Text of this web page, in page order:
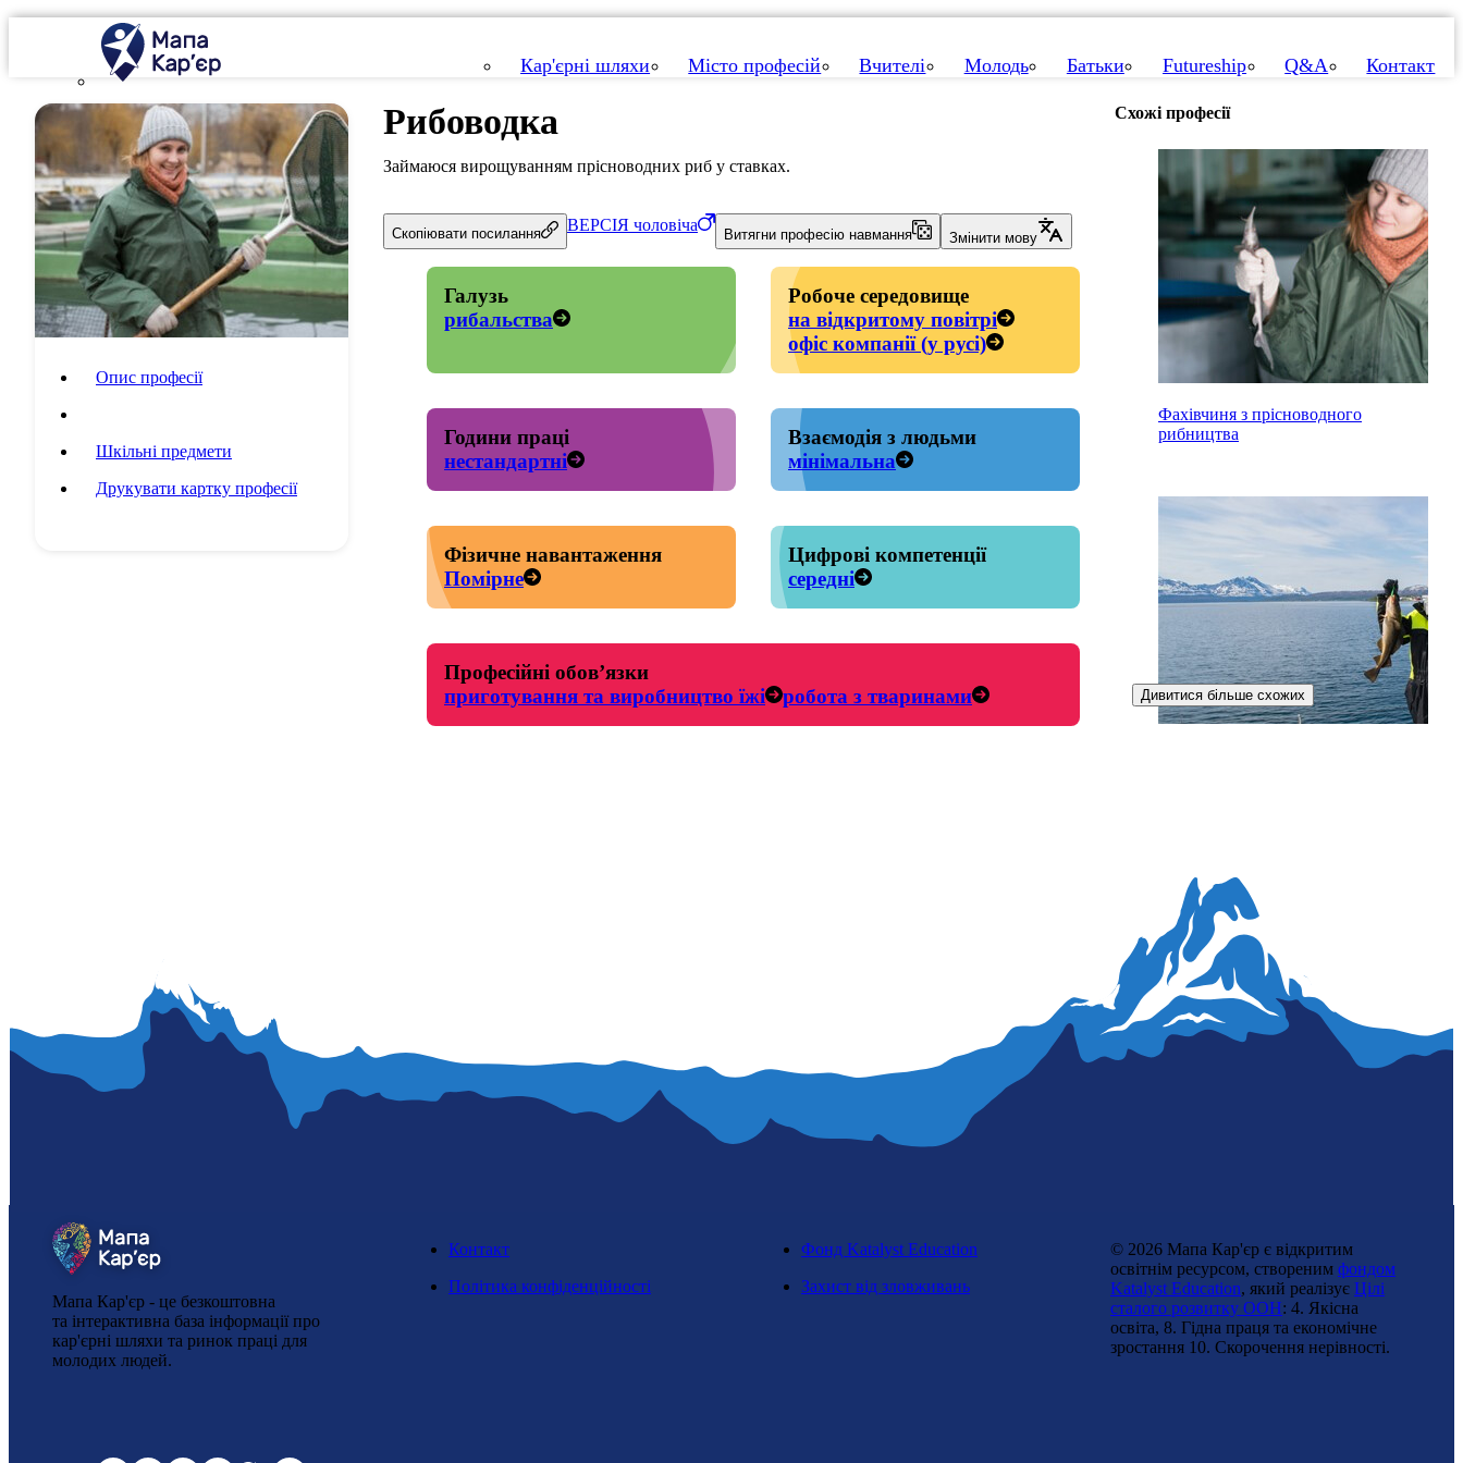
Кар'єрні шляхи Місто професій Вчителі Молодь Батьки Futureship Q&A Контакт
Опис професії
Шкільні предмети
Друкувати картку професії
Рибоводка
Займаюся вирощуванням прісноводних риб у ставках.
Скопіювати посилання ВЕРСІЯ чоловіча
Витягни професію навмання Змінити мову
Галузь
рибальства
Робоче середовище
на відкритому повітрі
офіс компанії (у русі)
Години праці
нестандартні
Взаємодія з людьми
мінімальна
Фізичне навантаження
Помірне
Цифрові компетенції
середні
Професійні обов’язки
приготування та виробництво їжі
робота з тваринами
Схожі професії
Фахівчиня з прісноводного
рибництва
Дивитися більше схожих
Мапа Кар'єр - це безкоштовна
та інтерактивна база інформації про
кар'єрні шляхи та ринок праці для
молодих людей.
Контакт
Політика конфіденційності
Фонд Katalyst Education
Захист від зловживань
© 2026 Мапа Кар'єр є відкритим
освітнім ресурсом, створеним фондом
Katalyst Education, який реалізує Цілі
сталого розвитку ООН: 4. Якісна
освіта, 8. Гідна праця та економічне
зростання 10. Cкорочення нерівності.